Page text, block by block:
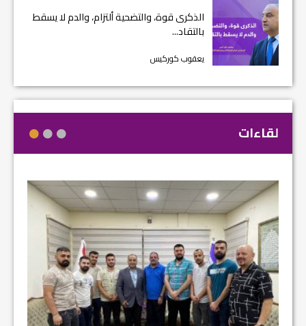
الذكرى قوة، والتضحية ألتزام، والدم لا يسقط
بالتقاد...
يعقوب كوركيس
لقاءات